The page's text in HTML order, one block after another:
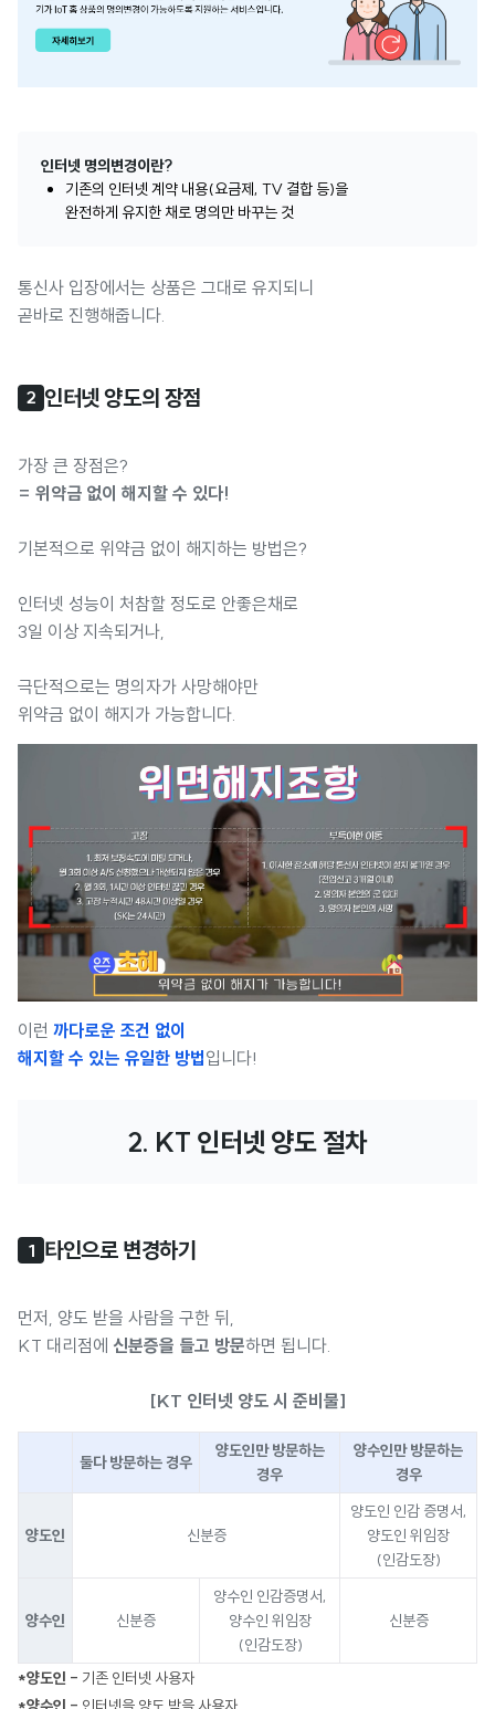
인터넷 명의변경이란?
기존의 인터넷 계약 내용(요금제, TV 결합 등)을
완전하게 유지한 채로 명의만 바꾸는 것
통신사 입장에서는 상품은 그대로 유지되니
곧바로 진행해줍니다.
2 인터넷 양도의 장점
가장 큰 장점은?
= 위약금 없이 해지할 수 있다!
기본적으로 위약금 없이 해지하는 방법은?
인터넷 성능이 처참할 정도로 안좋은채로
3일 이상 지속되거나,
극단적으로는 명의자가 사망해야만
위약금 없이 해지가 가능합니다.
이런 까다로운 조건 없이
해지할 수 있는 유일한 방법입니다!
2. KT 인터넷 양도 절차
1 타인으로 변경하기
먼저, 양도 받을 사람을 구한 뒤,
KT 대리점에 신분증을 들고 방문하면 됩니다.
[KT 인터넷 양도 시 준비물]
둘다 방문하는 경우
양도인만 방문하는
경우
양수인만 방문하는
경우
양도인 신분증
양도인 인감 증명서,
양도인 위임장
(인감도장)
양수인 신분증
양수인 인감증명서,
양수인 위임장
(인감도장)
신분증
*양도인 - 기존 인터넷 사용자